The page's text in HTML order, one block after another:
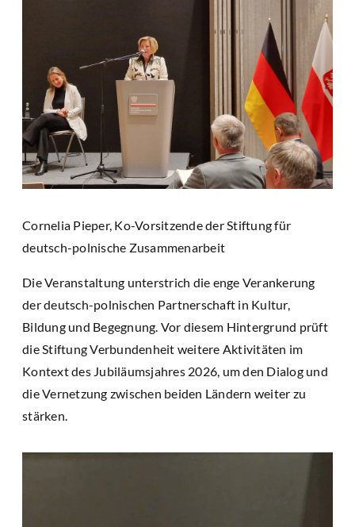
Cornelia Pieper, Ko-Vorsitzende der Stiftung für
deutsch-polnische Zusammenarbeit
Die Veranstaltung unterstrich die enge Verankerung
der deutsch-polnischen Partnerschaft in Kultur,
Bildung und Begegnung. Vor diesem Hintergrund prüft
die Stiftung Verbundenheit weitere Aktivitäten im
Kontext des Jubiläumsjahres 2026, um den Dialog und
die Vernetzung zwischen beiden Ländern weiter zu
stärken.